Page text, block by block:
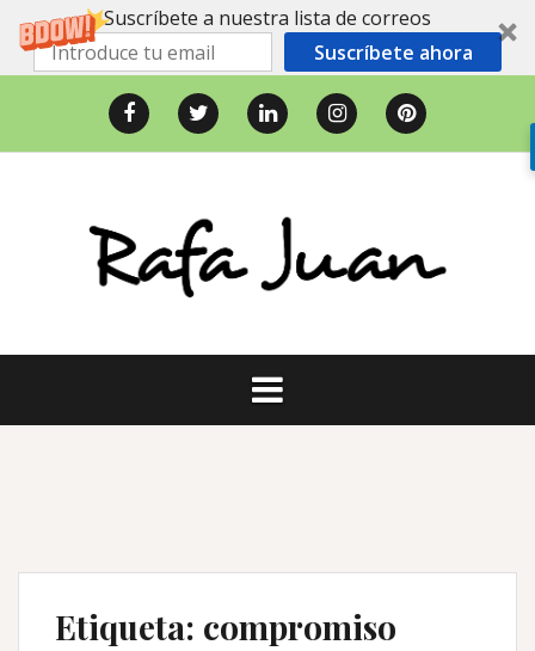
Suscríbete a nuestra lista de correos
Suscríbete ahora
contenido
FacebookTwitter LinkedInInstagramPinterest
Etiqueta: compromiso